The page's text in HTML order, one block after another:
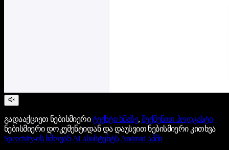
გადააქციეთ ნებისმიერიტექსტი ხმაზე, შექმენით პოდკასტი
ნებისმიერი დოკუმენტიდან და დაუსვით ნებისმიერი კითხვა
Speechify-ის ხმოვან AI ასისტენტს Android აპში